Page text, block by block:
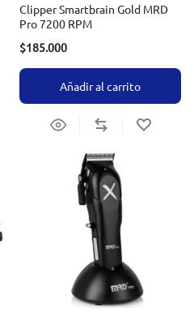
Clipper Smartbrain Gold MRD
Pro 7200 RPM
$185.000
Añadir al carrito